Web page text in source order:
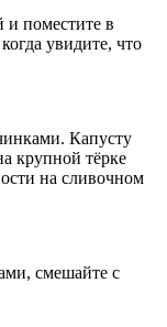
и поместите в
увидите, что
Капусту
крупной тёрке
на сливочном
смешайте с